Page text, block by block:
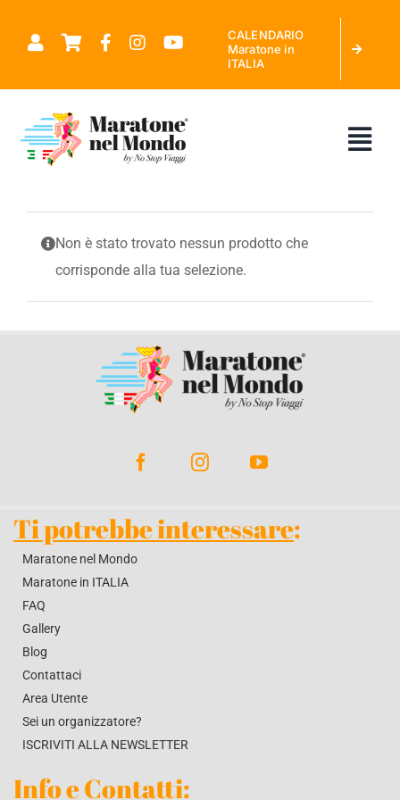
CALENDARIO
Maratone in
ITALIA
CHI SIAMO
MARATONE NEL MONDO
CALENDARIO MARATONE IN ITALIA
RICHIEDI PREVENTIVO
Non è stato trovato nessun prodotto che
corrisponde alla tua selezione.
Ti potrebbe interessare:
Maratone nel Mondo
Maratone in ITALIA
FAQ
Gallery
Blog
Contattaci
Area Utente
Sei un organizzatore?
ISCRIVITI ALLA NEWSLETTER
Info e Contatti: